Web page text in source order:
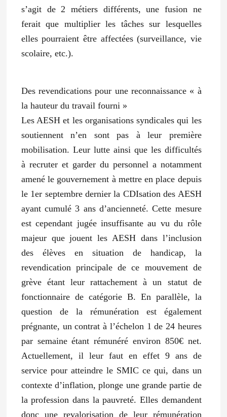
s’agit de 2 métiers différents, une fusion ne
ferait que multiplier les tâches sur lesquelles
elles pourraient être affectées (surveillance, vie
scolaire, etc.).
Des revendications pour une reconnaissance « à
la hauteur du travail fourni »
Les AESH et les organisations syndicales qui les
soutiennent n’en sont pas à leur première
mobilisation. Leur lutte ainsi que les difficultés
à recruter et garder du personnel a notamment
amené le gouvernement à mettre en place depuis
le 1er septembre dernier la CDIsation des AESH
ayant cumulé 3 ans d’ancienneté. Cette mesure
est cependant jugée insuffisante au vu du rôle
majeur que jouent les AESH dans l’inclusion
des élèves en situation de handicap, la
revendication principale de ce mouvement de
grève étant leur rattachement à un statut de
fonctionnaire de catégorie B. En parallèle, la
question de la rémunération est également
prégnante, un contrat à l’échelon 1 de 24 heures
par semaine étant rémunéré environ 850€ net.
Actuellement, il leur faut en effet 9 ans de
service pour atteindre le SMIC ce qui, dans un
contexte d’inflation, plonge une grande partie de
la profession dans la pauvreté. Elles demandent
donc une revalorisation de leur rémunération